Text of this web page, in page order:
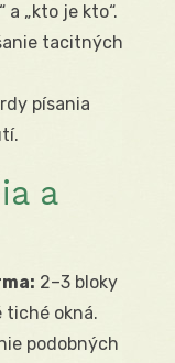
„kto je kto“.
tacitných
písania
a
2–3 bloky
tiché okná.
podobných